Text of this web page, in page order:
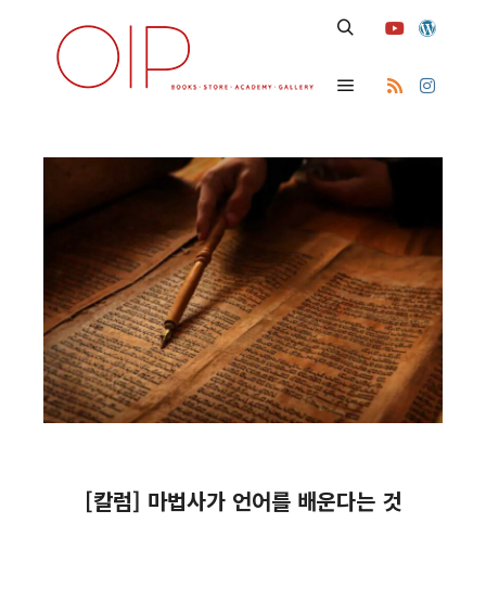
[칼럼] 마법사가 언어를 배운다는 것